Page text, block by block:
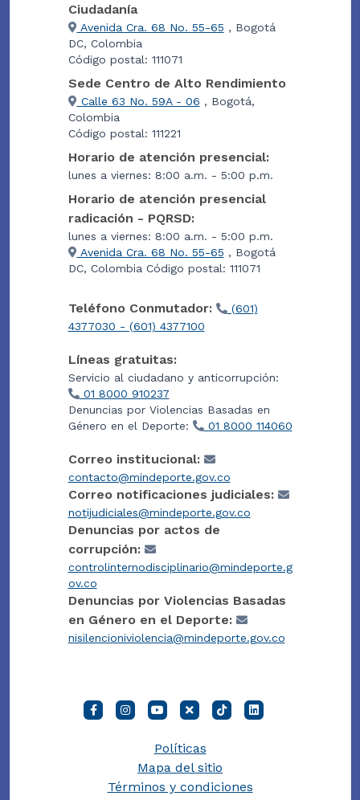
Ciudadanía
Avenida Cra. 68 No. 55-65 , Bogotá
DC, Colombia
Código postal: 111071
Sede Centro de Alto Rendimiento
Calle 63 No. 59A - 06 , Bogotá,
Colombia
Código postal: 111221
Horario de atención presencial:
lunes a viernes: 8:00 a.m. - 5:00 p.m.
Horario de atención presencial
radicación - PQRSD:
lunes a viernes: 8:00 a.m. - 5:00 p.m.
Avenida Cra. 68 No. 55-65 , Bogotá
DC, Colombia Código postal: 111071
Teléfono Conmutador:
(601)
4377030 - (601) 4377100
Líneas gratuitas:
Servicio al ciudadano y anticorrupción:
01 8000 910237
Denuncias por Violencias Basadas en
Género en el Deporte:
01 8000 114060
Correo institucional:
contacto@mindeporte.gov.co
Correo notificaciones judiciales:
notijudiciales@mindeporte.gov.co
Denuncias por actos de
corrupción:
controlinternodisciplinario@mindeporte.g
ov.co
Denuncias por Violencias Basadas
en Género en el Deporte:
nisilencioniviolencia@mindeporte.gov.co
Políticas
Mapa del sitio
Términos y condiciones